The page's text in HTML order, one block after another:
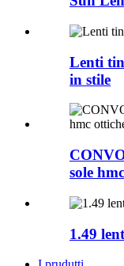
Lenti
in stile
sole
1.49